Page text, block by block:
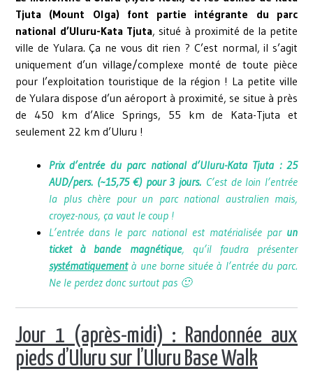
Tjuta (Mount Olga) font partie intégrante du parc
national d’Uluru-Kata Tjuta, situé à proximité de la petite
ville de Yulara. Ça ne vous dit rien ? C’est normal, il s’agit
uniquement d’un village/complexe monté de toute pièce
pour l’exploitation touristique de la région ! La petite ville
de Yulara dispose d’un aéroport à proximité, se situe à près
de 450 km d’Alice Springs, 55 km de Kata-Tjuta et
seulement 22 km d’Uluru !
Prix d’entrée du parc national d’Uluru-Kata Tjuta : 25
AUD/pers. (~15,75 €) pour 3 jours. C’est de loin l’entrée
la plus chère pour un parc national australien mais,
croyez-nous, ça vaut le coup !
L’entrée dans le parc national est matérialisée par un
ticket à bande magnétique, qu’il faudra présenter
systématiquementà une borne située à l’entrée du parc.
Ne le perdez donc surtout pas 🙂
Jour 1 (après-midi) : Randonnée aux
pieds d’Uluru sur l’Uluru Base Walk